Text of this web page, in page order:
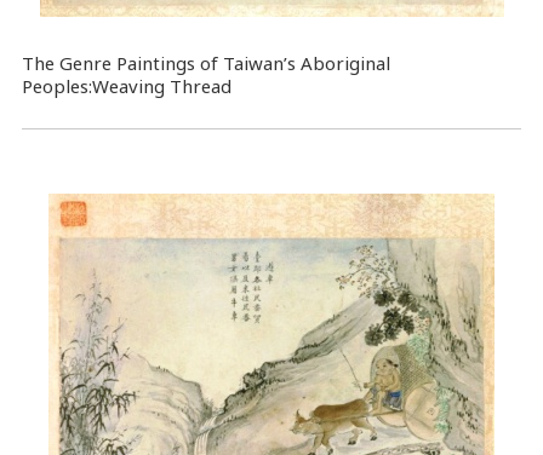
The Genre Paintings of Taiwan’s Aboriginal
Peoples:Weaving Thread